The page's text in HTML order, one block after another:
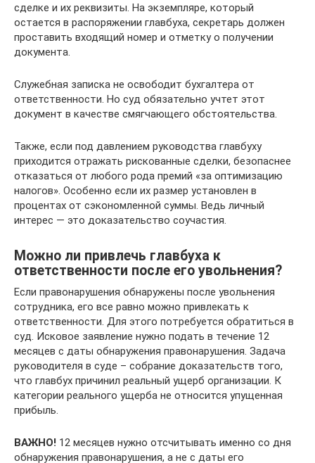
сделке и их реквизиты. На экземпляре, который
остается в распоряжении главбуха, секретарь должен
проставить входящий номер и отметку о получении
документа.
Служебная записка не освободит бухгалтера от
ответственности. Но суд обязательно учтет этот
документ в качестве смягчающего обстоятельства.
Также, если под давлением руководства главбуху
приходится отражать рискованные сделки, безопаснее
отказаться от любого рода премий «за оптимизацию
налогов». Особенно если их размер установлен в
процентах от сэкономленной суммы. Ведь личный
интерес — это доказательство соучастия.
Можно ли привлечь главбуха к
ответственности после его увольнения?
Если правонарушения обнаружены после увольнения
сотрудника, его все равно можно привлекать к
ответственности. Для этого потребуется обратиться в
суд. Исковое заявление нужно подать в течение 12
месяцев с даты обнаружения правонарушения. Задача
руководителя в суде – собрание доказательств того,
что главбух причинил реальный ущерб организации. К
категории реального ущерба не относится упущенная
прибыль.
ВАЖНО! 12 месяцев нужно отсчитывать именно со дня
обнаружения правонарушения, а не с даты его